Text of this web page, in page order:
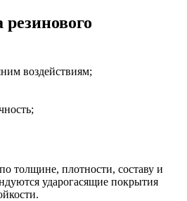
воздействиям;
толщине, плотности, составу и
ударогасящие покрытия